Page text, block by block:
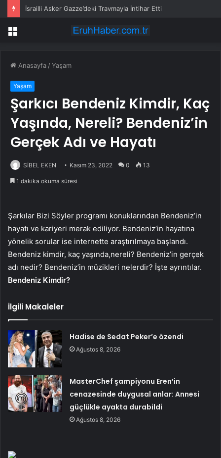
İsrailli Asker Gazze’deki Travmayla İntihar Etti
Menü
Anasayfa /Yaşam
Yaşam
Şarkıcı Bendeniz Kimdir, Kaç
Yaşında, Nereli? Bendeniz’in
Gerçek Adı ve Hayatı
SİBEL EKEN Kasım 23, 2022 0 13
1 dakika okuma süresi
Şarkılar Bizi Söyler programı konuklarından Bendeniz’in
hayatı ve kariyeri merak ediliyor. Bendeniz’in hayatına
yönelik sorular ise internette araştırılmaya başlandı.
Bendeniz kimdir, kaç yaşında,nereli? Bendeniz’in gerçek
adı nedir? Bendeniz’in müzikleri nelerdir? İşte ayrıntılar.
Bendeniz Kimdir?
İlgili Makaleler
Hadise de Sedat Peker’e özendi
Ağustos 8, 2026
MasterChef şampiyonu Eren’in
cenazesinde duygusal anlar: Annesi
güçlükle ayakta durabildi
Ağustos 8, 2026